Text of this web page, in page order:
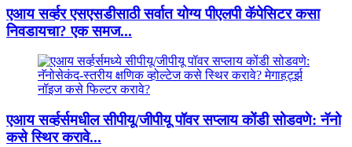
एआय सर्व्हर एसएसडीसाठी सर्वात योग्य पीएलपी कॅपेसिटर कसा
निवडायचा? एक समज...
एआय सर्व्हर्समधील सीपीयू/जीपीयू पॉवर सप्लाय कोंडी सोडवणे: नॅनो
कसे स्थिर करावे...